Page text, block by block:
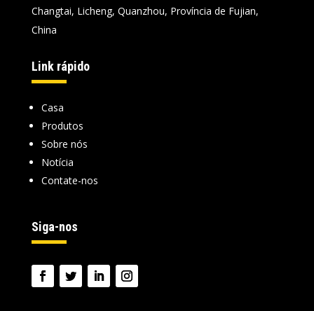
Changtai, Licheng, Quanzhou, Província de Fujian,
China
Link rápido
Casa
Produtos
Sobre nós
Notícia
Contate-nos
Siga-nos